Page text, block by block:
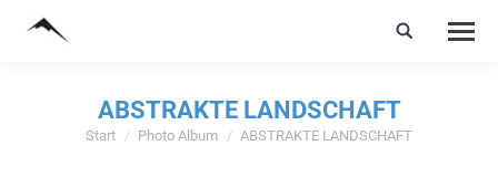
ABSTRAKTE LANDSCHAFT
Sie befinden sich hier:
Start Photo Album ABSTRAKTE LANDSCHAFT